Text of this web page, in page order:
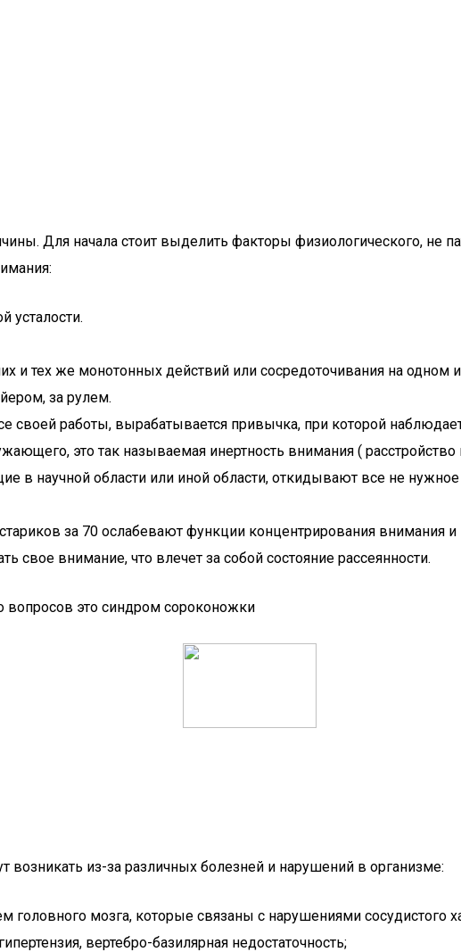
Для начала стоит выделить факторы физиологического, не
усталости.
и тех же монотонных действий или сосредоточивания на одном
за рулем.
своей работы, вырабатывается привычка, при которой
это так называемая инертность внимания (
в научной области или иной области, откидывают все не
за 70 ослабевают функции концентрирования внимания и
свое внимание, что влечет за собой состояние рассеянности.
вопросов это синдром сороконожки
возникать из-за различных болезней и нарушений в организме:
мозга, которые связаны с нарушениями сосудистого
вертебро-базилярная недостаточность;